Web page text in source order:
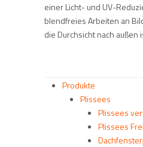
einer Licht- und UV-
blendfreies Arbeiten an
die Durchsicht nach außen
Produkte
Plissees
Plissees
Plissees